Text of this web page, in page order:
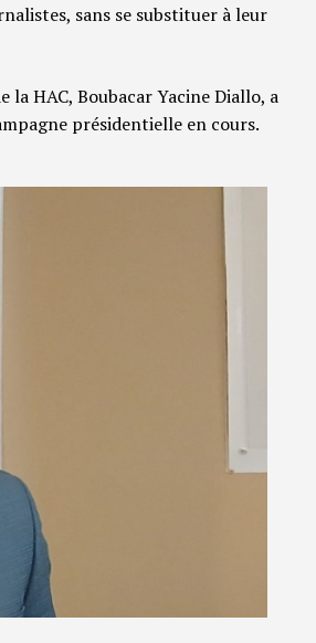
sans se substituer à leur
HAC, Boubacar Yacine Diallo, a
présidentielle en cours.